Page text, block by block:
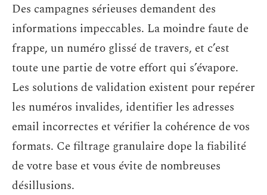
Des campagnes sérieuses demandent des
informations impeccables. La moindre faute de
frappe, un numéro glissé de travers, et c’est
toute une partie de votre effort qui s’évapore.
Les solutions de validation existent pour repérer
les numéros invalides, identifier les adresses
email incorrectes et vérifier la cohérence de vos
formats. Ce filtrage granulaire dope la fiabilité
de votre base et vous évite de nombreuses
désillusions.